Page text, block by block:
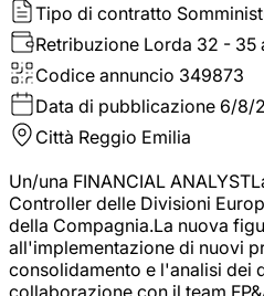
Tipo di contratto
Retribuzione Lorda 32 - 35
Codice annuncio 349873
Data di pubblicazione 6/8/
Città Reggio Emilia
Un/una FINANCIAL
Controller delle Divisioni
della Compagnia.La nuova
all'implementazione di nuovi
consolidamento e l'analisi dei
collaborazione con il team